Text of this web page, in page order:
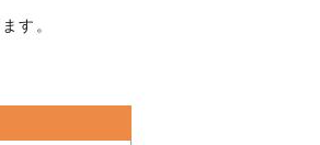
す。